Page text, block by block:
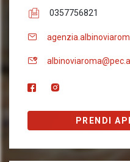
0357756821
PRENDI